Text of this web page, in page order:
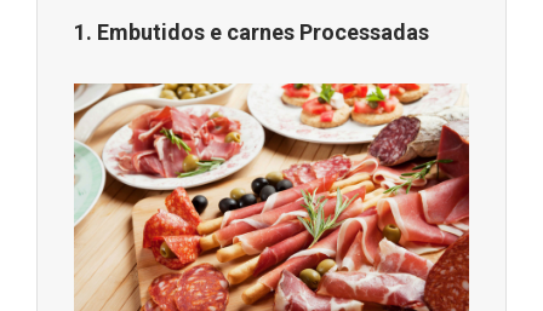
1. Embutidos e carnes Processadas